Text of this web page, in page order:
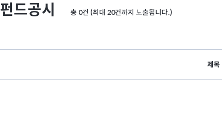
펀드공시 총 0건 (최대 20건까지 노출됩니다.)
제목